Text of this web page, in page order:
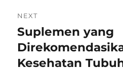
NEXT
Next
post:
Suplemen yang
Kesehatan